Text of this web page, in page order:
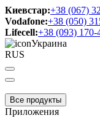
Киевстар:+38 (067)
Vodafone:+38 (050)
Lifecell:+38 (093) 170-
Украина
RUS
Все продукты
Приложения